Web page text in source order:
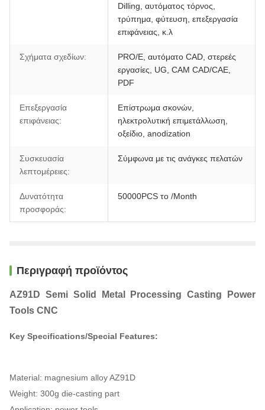
Dilling, αυτόματος τόρνος,
τρύπημα, φύτευση, επεξεργασία
επιφάνειας, κ.λ
Σχήματα σχεδίων:
PRO/E, αυτόματο CAD, στερεές
εργασίες, UG, CAM CAD/CAE,
PDF
Επεξεργασία
επιφάνειας:
Επίστρωμα σκονών,
ηλεκτρολυτική επιμετάλλωση,
οξείδιο, anodization
Συσκευασία
λεπτομέρειες:
Σύμφωνα με τις ανάγκες πελατών
Δυνατότητα
προσφοράς:
50000PCS το /Month
Περιγραφή προϊόντος
AZ91D Semi Solid Metal Processing Casting Power
Tools CNC
Key Specifications/Special Features:
Material: magnesium alloy AZ91D
Weight: 300g die-casting part